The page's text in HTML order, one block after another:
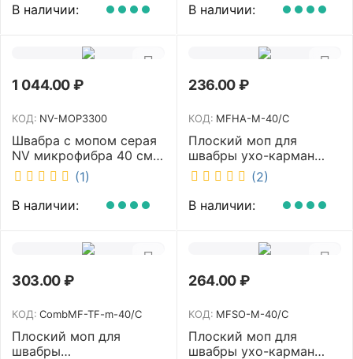
В наличии:
В наличии:
1 044.00₽
КОД: NV-MOP3300
Швабра с мопом серая
NV микрофибра 40 см
NV-MOP3300
(1)
В наличии:
236.00₽
КОД: MFHA-M-40/C
Плоский моп для
швабры ухо-карман
белый 40 см NV MFHA-
M-40/C
(2)
В наличии:
303.00₽
КОД: CombMF-TF-m-40/C
Плоский моп для
швабры
264.00₽
КОД: MFSO-M-40/C
Плоский моп для
швабры ухо-карман